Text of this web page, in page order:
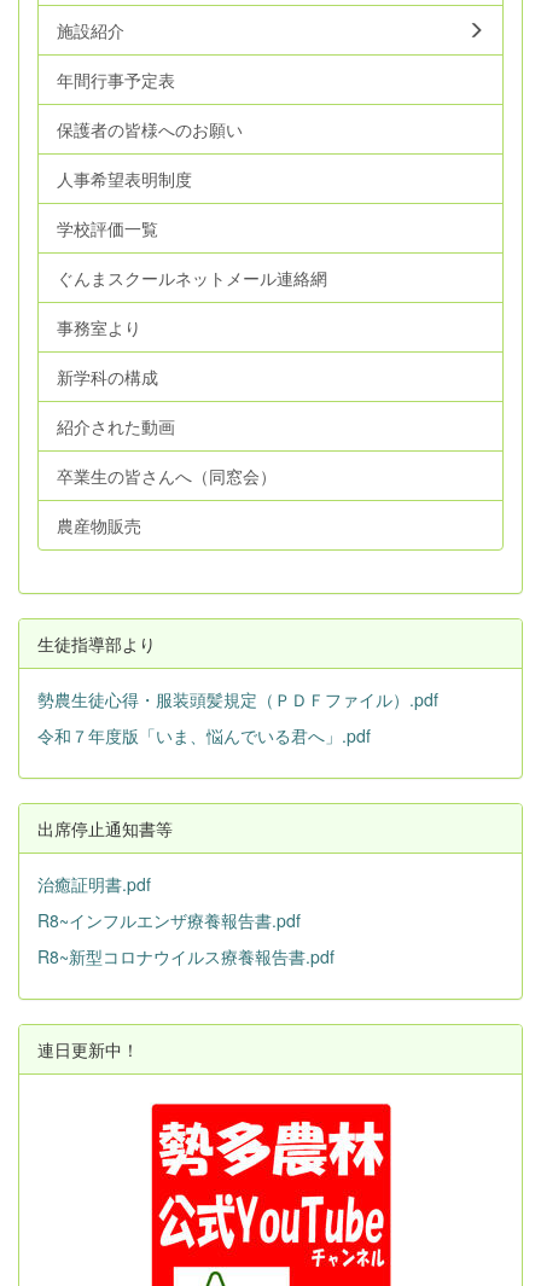
施設紹介
年間行事予定表
保護者の皆様へのお願い
人事希望表明制度
学校評価一覧
ぐんまスクールネットメール連絡網
事務室より
新学科の構成
紹介された動画
卒業生の皆さんへ（同窓会）
農産物販売
生徒指導部より
勢農生徒心得・服装頭髪規定（ＰＤＦファイル）.pdf
令和７年度版「いま、悩んでいる君へ」.pdf
出席停止通知書等
治癒証明書.pdf
R8~インフルエンザ療養報告書.pdf
R8~新型コロナウイルス療養報告書.pdf
連日更新中！